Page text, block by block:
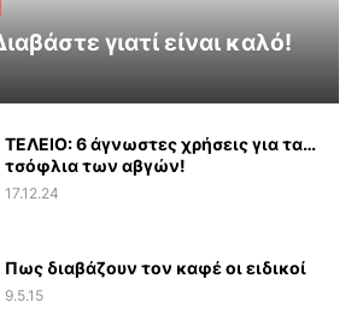
γιατί είναι καλό!
ΤΕΛΕΙΟ: 6 άγνωστες χρήσεις για τα…
τσόφλια των αβγών!
17.12.24
Πως διαβάζουν τον καφέ οι ειδικοί
9.5.15